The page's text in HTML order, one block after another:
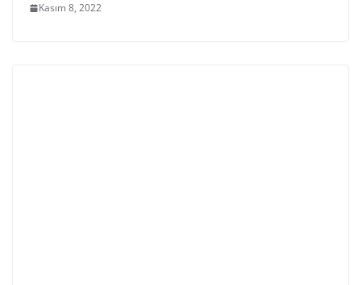
Kasım 8, 2022